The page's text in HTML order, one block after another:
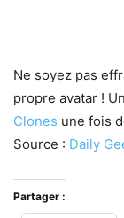
Ne soyez pas
propre avatar !
Clones une fois
Source : Daily
Partager :